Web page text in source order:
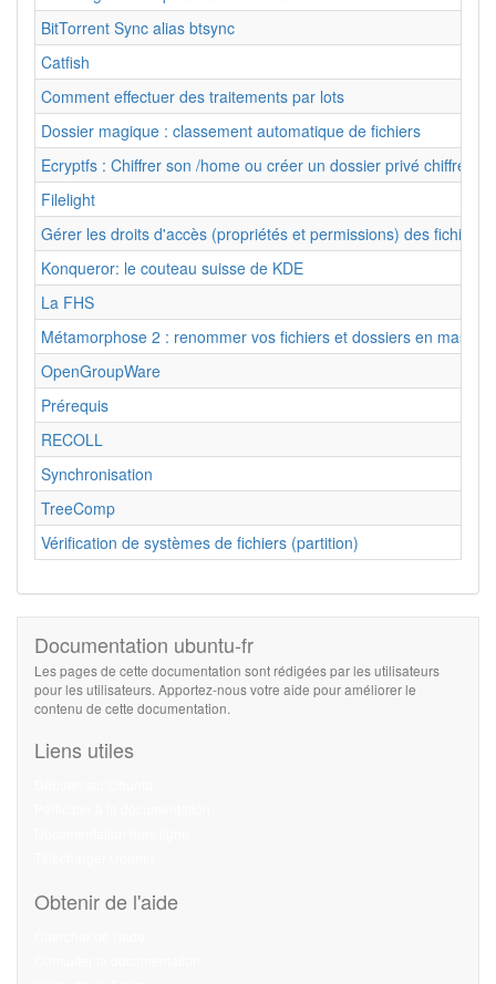
BitTorrent Sync alias btsync
Catfish
Comment effectuer des traitements par lots
Dossier magique : classement automatique de fichiers
Ecryptfs : Chiffrer son /home ou créer un dossier privé chiffré
Filelight
Gérer les droits d'accès (propriétés et permissions) des fichiers
Konqueror: le couteau suisse de KDE
La FHS
Métamorphose 2 : renommer vos fichiers et dossiers en masse
OpenGroupWare
Prérequis
RECOLL
Synchronisation
TreeComp
Vérification de systèmes de fichiers (partition)
Documentation ubuntu-fr
Les pages de cette documentation sont rédigées par les utilisateurs
pour les utilisateurs. Apportez-nous votre aide pour améliorer le
contenu de cette documentation.
Liens utiles
Obtenir de l'aide